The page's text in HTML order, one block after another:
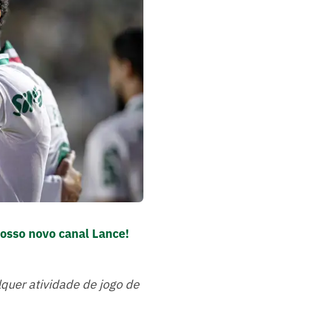
novo canal Lance!
atividade de jogo de